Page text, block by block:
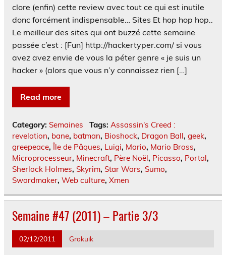
clore (enfin) cette review avec tout ce qui est inutile
donc forcément indispensable… Sites Et hop hop hop..
Le meilleur des sites qui ont buzzé cette semaine
passée c’est : [Fun] http://hackertyper.com/ si vous
avez avez envie de vous la péter genre « je suis un
hacker » (alors que vous n’y connaissez rien […]
Read more
Category: Semaines Tags: Assassin's Creed :
revelation, bane, batman, Bioshock, Dragon Ball, geek,
greepeace, Île de Pâques, Luigi, Mario, Mario Bross,
Microprocesseur, Minecraft, Père Noël, Picasso, Portal,
Sherlock Holmes, Skyrim, Star Wars, Sumo,
Swordmaker, Web culture, Xmen
Semaine #47 (2011) – Partie 3/3
02/12/2011 Grokuik